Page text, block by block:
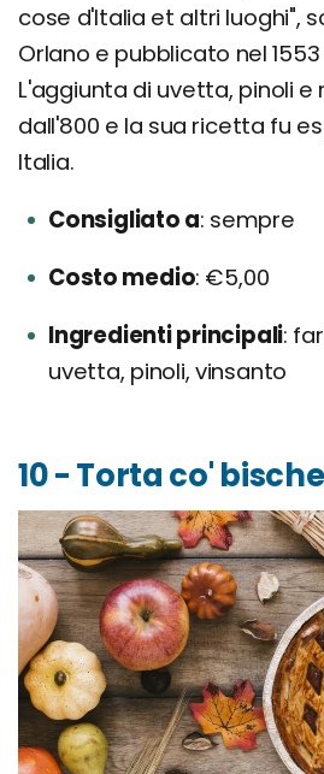
cose d'Italia et altri luoghi",
Orlano e pubblicato nel 1553
L'aggiunta di uvetta, pinoli e
dall'800 e la sua ricetta fu
Italia.
Consigliato a sempre
Costo medio €5,00
Ingredienti principali
uvetta, pinoli, vinsanto
10 - Torta co'